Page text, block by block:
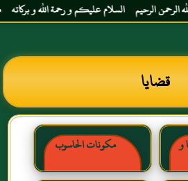
الرحمن الرحيم السلام عليكم و رحمة الله و بركاته
قضايا
و
مكونات الحاسوب